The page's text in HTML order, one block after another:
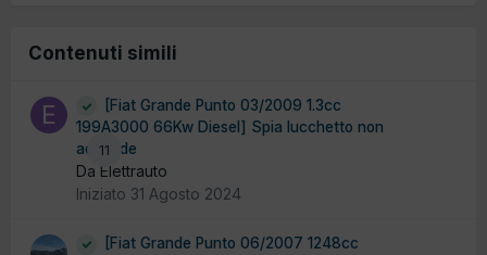
Contenuti simili
11
[Fiat Grande Punto 03/2009 1.3cc
199A3000 66Kw Diesel] Spia lucchetto non
accende
Da Elettrauto
Iniziato 31 Agosto 2024
[Fiat Grande Punto 06/2007 1248cc